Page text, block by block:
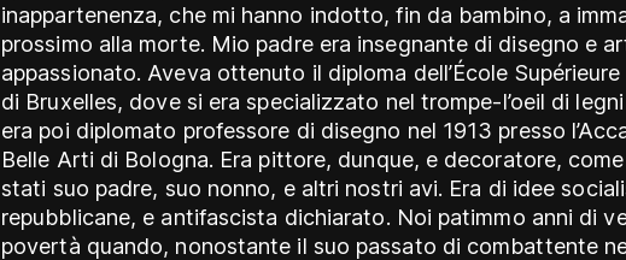
inappartenenza, che mi hanno indotto, fin da bambino, a
prossimo alla morte. Mio padre era insegnante di disegno e
appassionato. Aveva ottenuto il diploma dell’École
di Bruxelles, dove si era specializzato nel trompe-l’oeil di
era poi diplomato professore di disegno nel 1913 presso
Belle Arti di Bologna. Era pittore, dunque, e decoratore,
stati suo padre, suo nonno, e altri nostri avi. Era di idee
repubblicane, e antifascista dichiarato. Noi patimmo anni di
povertà quando, nonostante il suo passato di combattente